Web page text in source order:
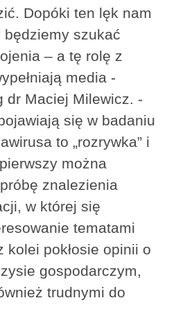
Dopóki ten lęk nam
będziemy szukać
– a tę rolę z
media -
dr Maciej Milewicz. -
się w badaniu
to „rozrywka” i
można
znalezienia
w której się
tematami
kolei pokłosie opinii o
gospodarczym,
trudnymi do